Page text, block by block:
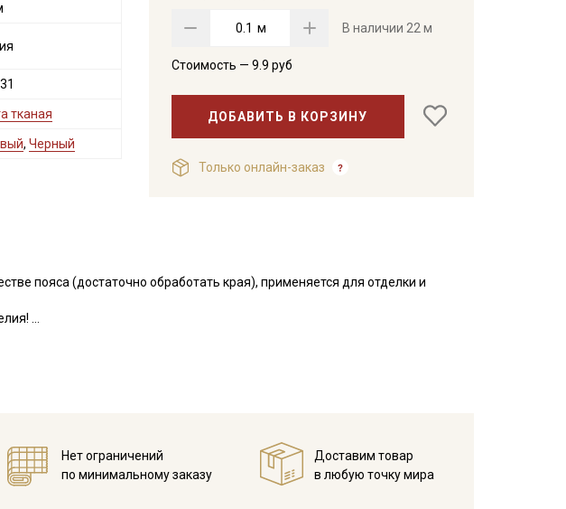
м В наличии 22 м
Стоимость — 9.9 руб
ДОБАВИТЬ В КОРЗИНУ
Только онлайн-заказ
тканая
, Черный
пояса (достаточно обработать края), применяется для отделки и
оригинального цвета ленты в зависимости от настроек вашего монитора
Нет ограничений
по минимальному заказу
Доставим товар
в любую точку мира